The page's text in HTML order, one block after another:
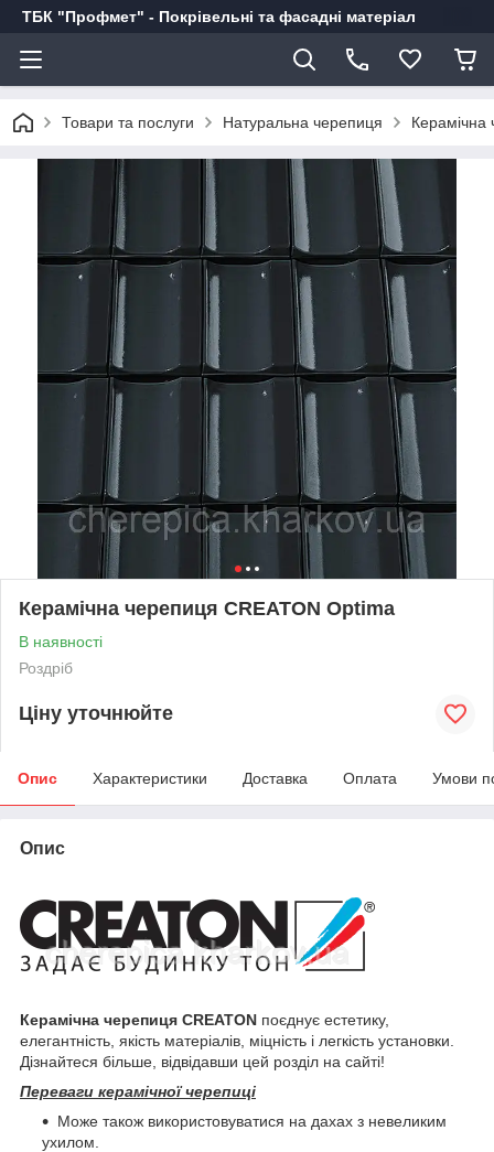
ТБК "Профмет" - Покрівельні та фасадні матеріал
Товари та послуги Натуральна черепиця
Керамічна черепиця CREATON Optima
В наявності
Роздріб
Ціну уточнюйте
Опис Характеристики Доставка Оплата Умови
Опис
Керамічна черепиця CREATON поєднує естетику,
елегантність, якість матеріалів, міцність і легкість установки.
Дізнайтеся більше, відвідавши цей розділ на сайті!
Переваги керамічної черепиці
Може також використовуватися на дахах з невеликим
ухилом.